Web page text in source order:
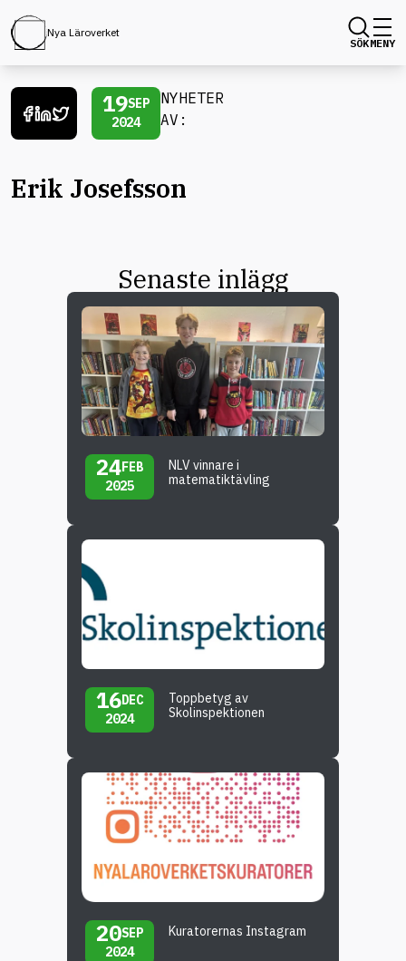
Nya Läroverket
SÖKMENY
19SEP
2024
NYHETER
AV:
Erik Josefsson
Senaste inlägg
24FEB
2025
NLV vinnare i
matematiktävling
16DEC
2024
Toppbetyg av
Skolinspektionen
20SEP
2024
Kuratorernas Instagram